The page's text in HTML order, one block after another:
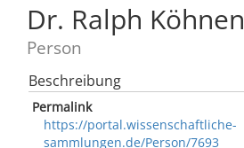
Dr. Ralph Köhnen
Person
Beschreibung
Permalink
https://portal.wissenschaftliche-
sammlungen.de/Person/7693